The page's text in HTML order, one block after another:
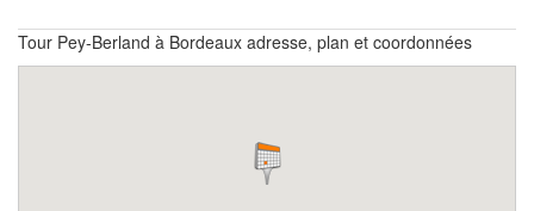
Tour Pey-Berland à Bordeaux adresse, plan et coordonnées